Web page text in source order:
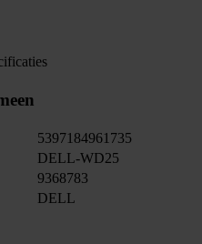
5397184961735
DELL-WD25
9368783
DELL